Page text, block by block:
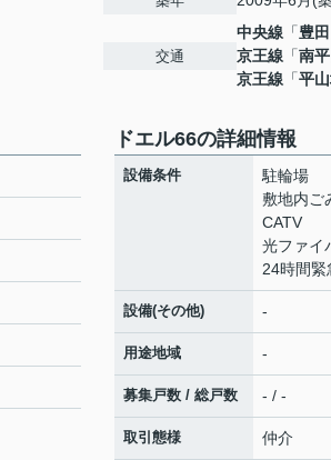
交通
中央線 「豊田
京王線 「南平
京王線 「平
ドエル66の詳細情報
設備条件
駐輪場
敷地内ご
CATV
光ファイ
24時間緊
設備(その他) -
用途地域 -
募集戸数 / 総戸数 - / -
取引態様 仲介